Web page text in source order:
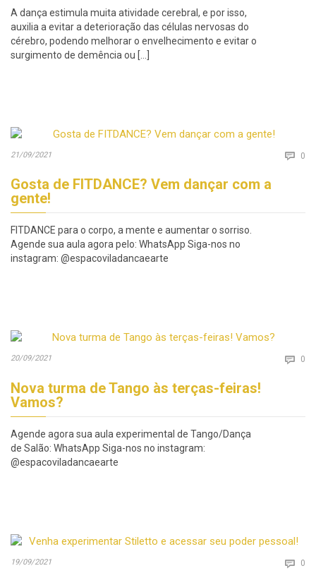
A dança estimula muita atividade cerebral, e por isso,
auxilia a evitar a deterioração das células nervosas do
cérebro, podendo melhorar o envelhecimento e evitar o
surgimento de demência ou […]
21/09/2021  0
Gosta de FITDANCE? Vem dançar com a
gente!
FITDANCE para o corpo, a mente e aumentar o sorriso.
Agende sua aula agora pelo: WhatsApp Siga-nos no
instagram: @espacoviladancaearte
20/09/2021  0
Nova turma de Tango às terças-feiras!
Vamos?
Agende agora sua aula experimental de Tango/Dança
de Salão: WhatsApp Siga-nos no instagram:
@espacoviladancaearte
19/09/2021  0